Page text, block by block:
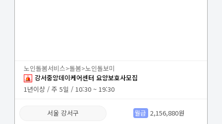
노인돌봄서비스>돌봄>노인돌보미
강서중앙데이케어센터 요양보호사모집
1년이상 / 주 5일 / 10:30 ~ 19:30
서울 강서구 월급 2,156,880원